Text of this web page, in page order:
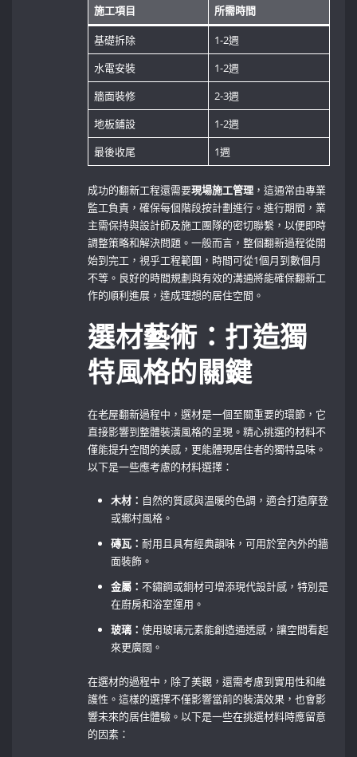
施工項目 所需時間
基礎拆除
1-2週
水電安裝
1-2週
牆面裝修
2-3週
地板鋪設
1-2週
最後收尾
1週
成功的翻新工程還需要現場施工管理 ，這通常由專業
監工負責，確保每個階段按計劃進行。進行期間，業
主需保持與設計師及施工團隊的密切聯繫，以便即時
調整策略和解決問題。一般而言，整個翻新過程從開
始到完工，視乎工程範圍，時間可從1個月到數個月
不等。良好的時間規劃與有效的溝通將能確保翻新工
作的順利進展，達成理想的居住空間。
選材藝術：打造獨
特風格的關鍵
在老屋翻新過程中，選材是一個至關重要的環節，它
直接影響到整體裝潢風格的呈現。精心挑選的材料不
僅能提升空間的美感，更能體現居住者的獨特品味。
以下是一些應考慮的材料選擇：
木材： 自然的質感與溫暖的色調，適合打造摩登
或鄉村風格。
磚瓦：耐用且具有經典韻味，可用於室內外的牆
面裝飾。
金屬：不鏽鋼或銅材可增添現代設計感，特別是
在廚房和浴室運用。
玻璃：使用玻璃元素能創造通透感，讓空間看起
來更廣闊。
在選材的過程中，除了美觀，還需考慮到實用性和維
護性。這樣的選擇不僅影響當前的裝潢效果，也會影
響未來的居住體驗。以下是一些在挑選材料時應留意
的因素：